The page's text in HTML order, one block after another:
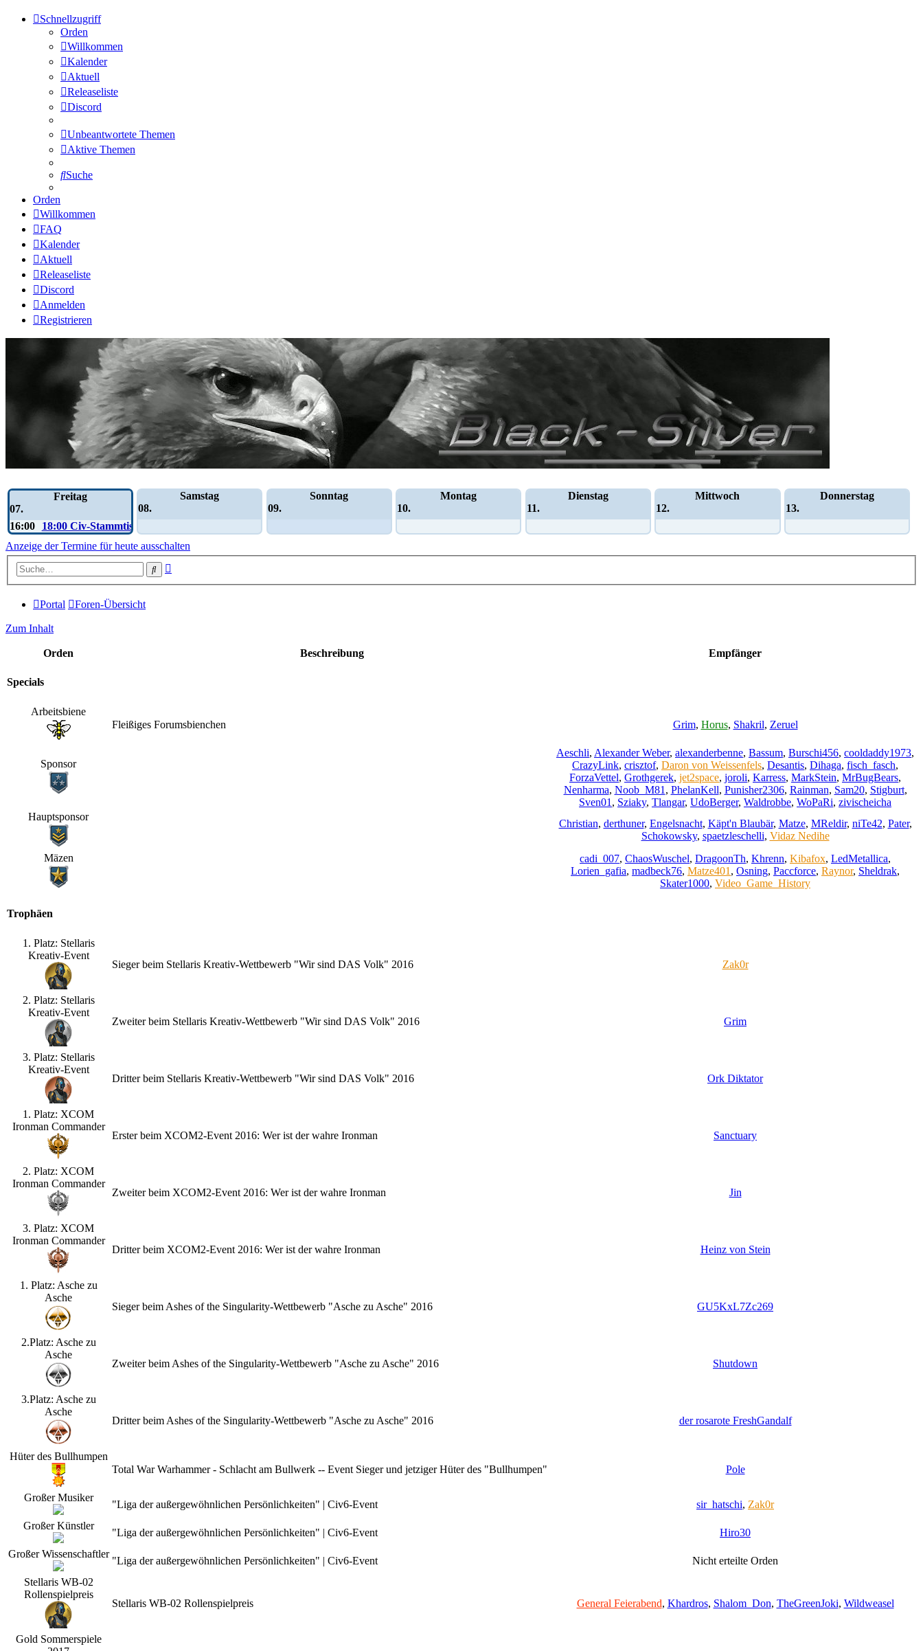
Schnellzugriff
Orden
Willkommen
Kalender
Aktuell
Releaseliste
Discord
Unbeantwortete Themen
Aktive Themen
Suche
Orden
Willkommen
FAQ
Kalender
Aktuell
Releaseliste
Discord
Anmelden
Registrieren
Freitag
07.
16:00
18:00 Civ-Stammtisch
Samstag
08.
Sonntag
09.
Montag
10.
Dienstag
11.
Mittwoch
12.
Donnerstag
13.
Anzeige der Termine für heute ausschalten
Suche
Portal Foren-Übersicht
Zum Inhalt
Orden Beschreibung Empfänger
Specials
Arbeitsbiene
Fleißiges Forumsbienchen
Grim, Horus, Shakril, Zeruel
Sponsor
Aeschli, Alexander Weber, alexanderbenne, Bassum, Burschi456, cooldaddy1973,
CrazyLink, crisztof, Daron von Weissenfels, Desantis, Dihaga, fisch_fasch,
ForzaVettel, Grothgerek, jet2space, joroli, Karress, MarkStein, MrBugBears,
Nenharma, Noob_M81 , PhelanKell, Punisher2306, Rainman, Sam20, Stigburt,
Sven01 , Sziaky, Tlangar, UdoBerger, Waldrobbe, WoPaRi, zivischeicha
Hauptsponsor
Christian, derthuner, Engelsnacht, Käpt'n Blaubär, Matze, MReldir, niTe42, Pater,
Schokowsky, spaetzleschelli, Vidaz Nedihe
Mäzen
cadi_007, ChaosWuschel, DragoonTh, Khrenn, Kibafox, LedMetallica,
Lorien_gafia, madbeck76, Matze401 , Osning, Paccforce, Raynor, Sheldrak,
Skater1000, Video_Game_History
Trophäen
1. Platz: Stellaris
Kreativ-Event
Sieger beim Stellaris Kreativ-Wettbewerb "Wir sind DAS Volk" 2016 Zak0r
2. Platz: Stellaris
Kreativ-Event
Zweiter beim Stellaris Kreativ-Wettbewerb "Wir sind DAS Volk" 2016 Grim
3. Platz: Stellaris
Kreativ-Event
Dritter beim Stellaris Kreativ-Wettbewerb "Wir sind DAS Volk" 2016 Ork Diktator
1. Platz: XCOM
Ironman Commander
Erster beim XCOM2-Event 2016: Wer ist der wahre Ironman Sanctuary
2. Platz: XCOM
Ironman Commander
Zweiter beim XCOM2-Event 2016: Wer ist der wahre Ironman Jin
3. Platz: XCOM
Ironman Commander
Dritter beim XCOM2-Event 2016: Wer ist der wahre Ironman Heinz von Stein
1. Platz: Asche zu
Asche
Sieger beim Ashes of the Singularity-Wettbewerb "Asche zu Asche" 2016 GU5KxL7Zc269
2.Platz: Asche zu
Asche
Zweiter beim Ashes of the Singularity-Wettbewerb "Asche zu Asche" 2016 Shutdown
3.Platz: Asche zu
Asche
Dritter beim Ashes of the Singularity-Wettbewerb "Asche zu Asche" 2016 der rosarote FreshGandalf
Hüter des Bullhumpen
Total War Warhammer - Schlacht am Bullwerk -- Event Sieger und jetziger Hüter des "Bullhumpen"
Pole
Großer Musiker
"Liga der außergewöhnlichen Persönlichkeiten" | Civ6-Event sir_hatschi, Zak0r
Großer Künstler
"Liga der außergewöhnlichen Persönlichkeiten" | Civ6-Event
Hiro30
Großer Wissenschaftler
"Liga der außergewöhnlichen Persönlichkeiten" | Civ6-Event
Nicht erteilte Orden
Stellaris WB-02
Rollenspielpreis
Stellaris WB-02 Rollenspielpreis General Feierabend, Khardros, Shalom_Don, TheGreenJoki, Wildweasel
Gold Sommerspiele